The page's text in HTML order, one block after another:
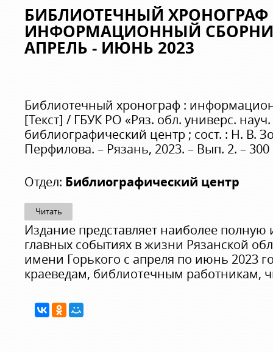
БИБЛИОТЕЧНЫЙ ХРОНОГРАФ
ИНФОРМАЦИОННЫЙ
АПРЕЛЬ - ИЮНЬ 2023
Библиотечный хронограф :
[Текст] / ГБУК РО «Ряз. обл. универс.
библиографический центр ; сост. : Н. В.
Перфилова. – Рязань, 2023. – Вып. 2. – 300
Отдел: Библиографический центр
Читать
Издание представляет наиболее
главных событиях в жизни Рязанской
имени Горького с апреля по июнь 2023
краеведам, библиотечным работникам,